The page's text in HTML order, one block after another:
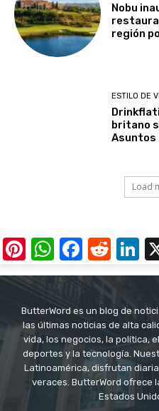
Nobu
región
ESTILO DE
britano
Asuntos
Load
Pinterest
WhatsApp
ButterWord es un blog de
las últimas noticias de alta
vida, los negocios, la política,
deportes y la tecnología.
Latinoamérica, disfrutan
veraces. ButterWord ofrece
Estados